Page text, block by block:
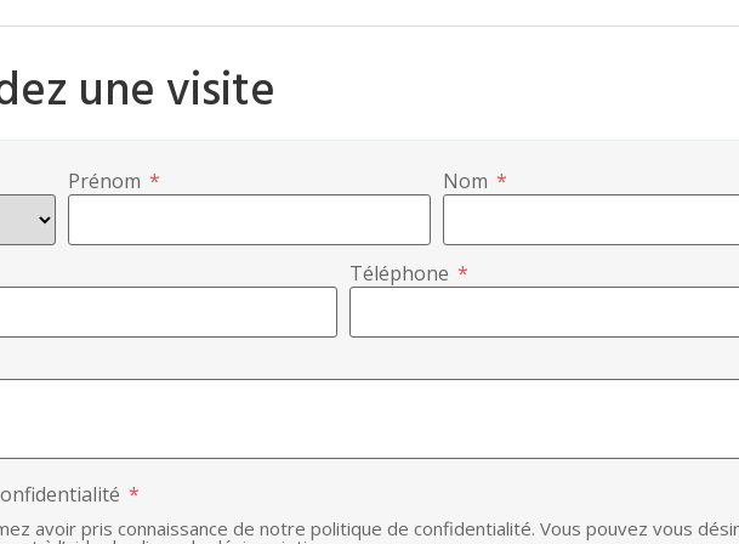
une visite
Prénom * Nom *
Téléphone *
*
avoir pris connaissance de notre politique de confidentialité. Vous pouvez vous